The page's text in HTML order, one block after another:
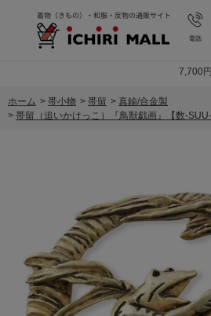
7,700
ホーム > 帯小物 > 帯留 > 真鍮/合金製
> 帯留（追いかけっこ）『鳥獣戯画』【数-SUU-